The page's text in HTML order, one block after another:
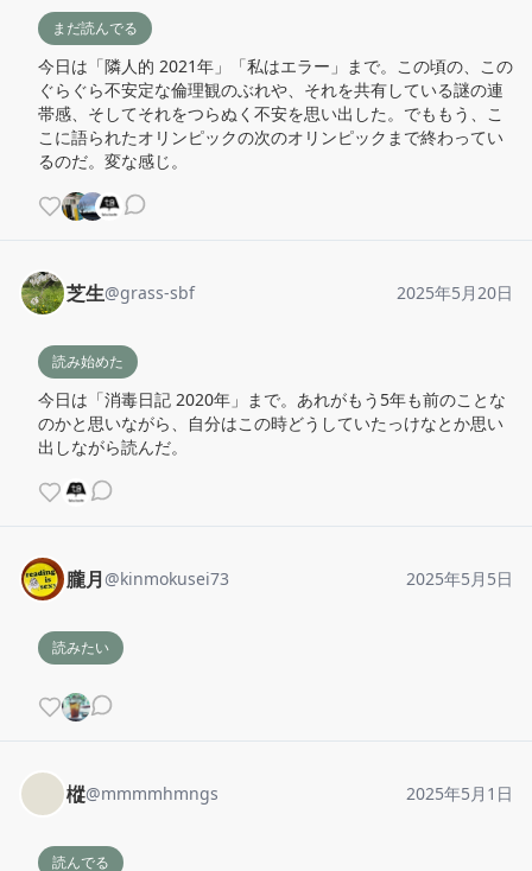
まだ読んでる
今日は「隣人的 2021年」「私はエラー」まで。この頃の、この
ぐらぐら不安定な倫理観のぶれや、それを共有している謎の連
帯感、そしてそれをつらぬく不安を思い出した。でももう、こ
こに語られたオリンピックの次のオリンピックまで終わってい
るのだ。変な感じ。
芝生@grass-sbf 2025年5月20日
読み始めた
今日は「消毒日記 2020年」まで。あれがもう5年も前のことな
のかと思いながら、自分はこの時どうしていたっけなとか思い
出しながら読んだ。
朧月 @kinmokusei73 2025年5月5日
読みたい
樅@mmmmhmngs 2025年5月1日
読んでる